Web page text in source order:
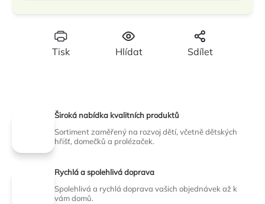
Tisk Hlídat Sdílet
Široká nabídka kvalitních produktů
Sortiment zaměřený na rozvoj dětí, včetně dětských
hřišť, domečků a prolézaček.
Rychlá a spolehlivá doprava
Spolehlivá a rychlá doprava vašich objednávek až k
vám domů.